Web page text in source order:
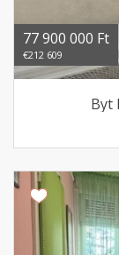
77 900 000 Ft
€212 609
Byt